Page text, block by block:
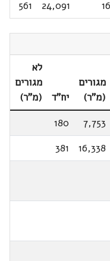
16
24,091
561
מגורים
(מ"ר)
יח"ד
לא
מגורים
(מ"ר)
7,753
180
16,338
381